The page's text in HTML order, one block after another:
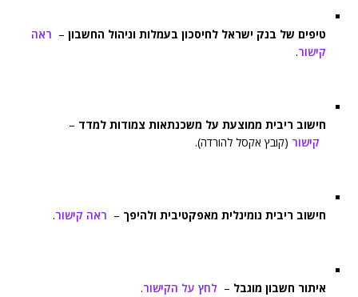
טיפים של בנק ישראל לחיסכון בעמלות וניהול החשבון – ראה
קישור.
חישוב ריבית ממוצעת על משכנתאות צמודות למדד –
קישור (קובץ אקסל להורדה).
חישוב ריבית נומינלית מאפקטיבית ולהיפך – ראה קישור.
איתור חשבון מוגבל – לחץ על הקישור.